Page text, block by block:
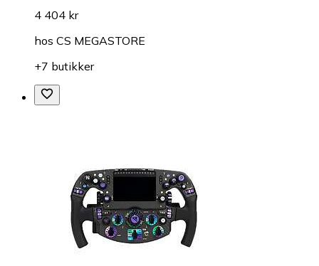
4 404 kr
hos CS MEGASTORE
+7 butikker